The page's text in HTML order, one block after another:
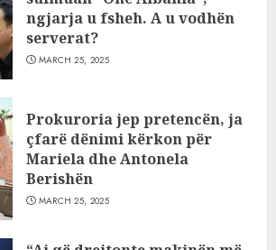
ngjarja u fsheh. A u vodhën
serverat?
MARCH 25, 2025
Prokuroria jep pretencën, ja
çfarë dënimi kërkon për
Mariela dhe Antonela
Berishën
MARCH 25, 2025